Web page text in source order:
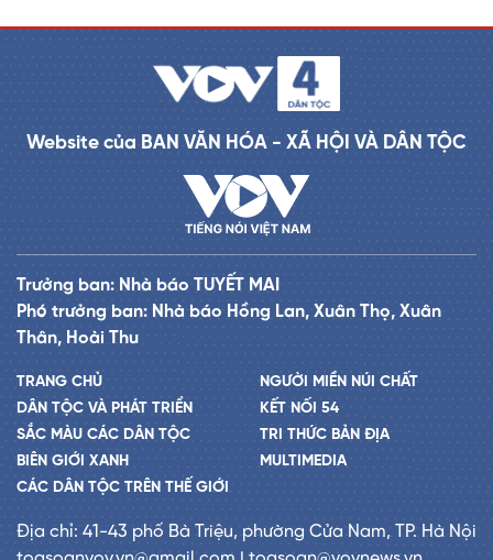
Website của BAN VĂN HÓA - XÃ HỘI VÀ DÂN TỘC
Trưởng ban: Nhà báo TUYẾT MAI
Phó trưởng ban: Nhà báo Hồng Lan, Xuân Thọ, Xuân
Thân, Hoài Thu
TRANG CHỦ
DÂN TỘC VÀ PHÁT TRIỂN
SẮC MÀU CÁC DÂN TỘC
BIÊN GIỚI XANH
CÁC DÂN TỘC TRÊN THẾ GIỚI
NGƯỜI MIỀN NÚI CHẤT
KẾT NỐI 54
TRI THỨC BẢN ĐỊA
MULTIMEDIA
Địa chỉ: 41-43 phố Bà Triệu, phường Cửa Nam, TP. Hà Nội